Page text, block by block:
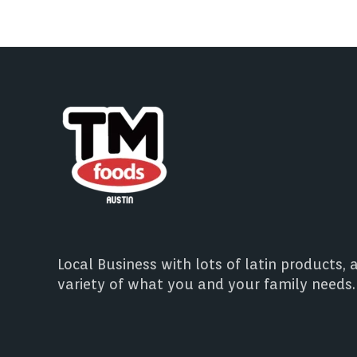
Local Business with lots of latin products, a
variety of what you and your family needs.